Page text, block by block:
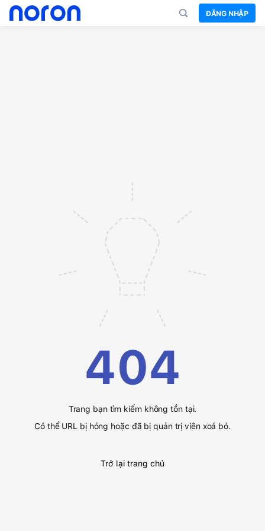
ĐĂNG NHẬP
404
Trang bạn tìm kiếm không tồn tại.
Có thể URL bị hỏng hoặc đã bị quản trị viên xoá bỏ.
Trở lại trang chủ